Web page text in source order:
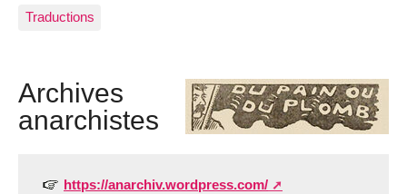
Traductions
Archives
anarchistes
https://anarchiv.wordpress.com/